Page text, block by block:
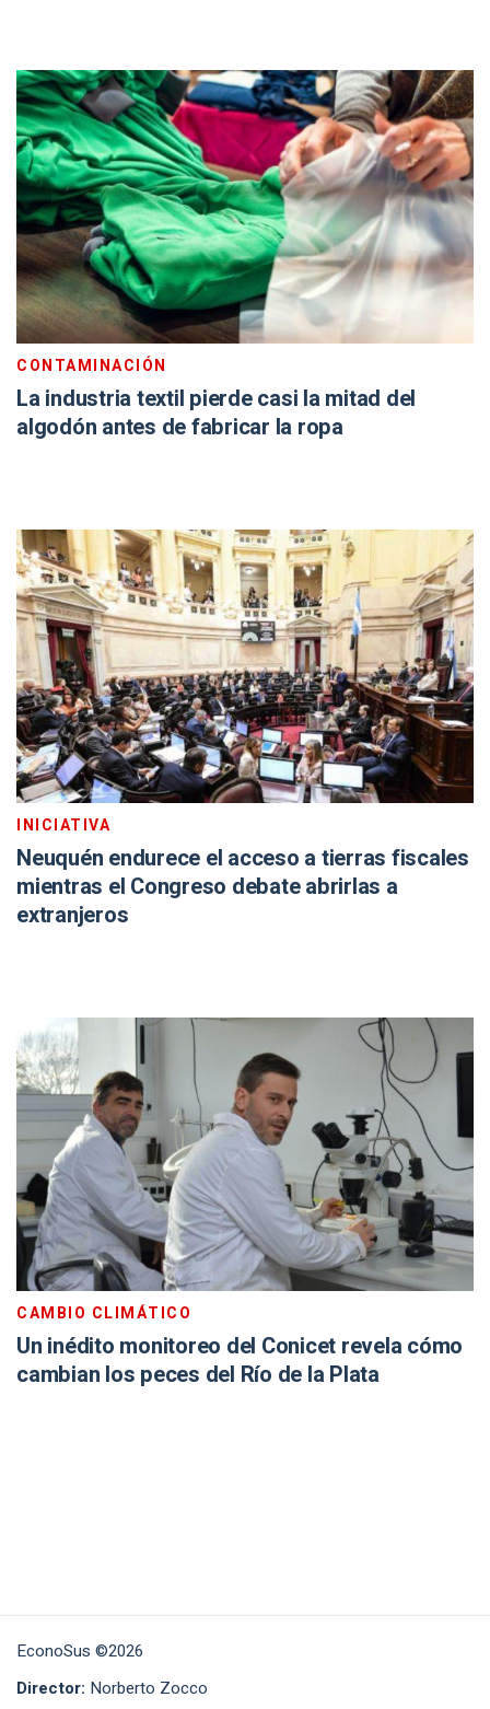
CONTAMINACIÓN
La industria textil pierde casi la mitad del
algodón antes de fabricar la ropa
INICIATIVA
Neuquén endurece el acceso a tierras fiscales
mientras el Congreso debate abrirlas a
extranjeros
CAMBIO CLIMÁTICO
Un inédito monitoreo del Conicet revela cómo
cambian los peces del Río de la Plata
EconoSus ©2026
Director: Norberto Zocco